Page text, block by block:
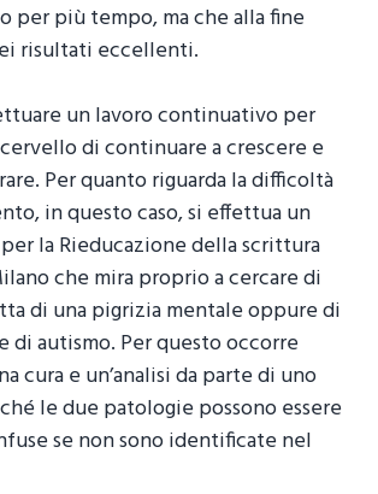
per più tempo, ma che alla fine
risultati eccellenti.
un lavoro continuativo per
di continuare a crescere e
Per quanto riguarda la difficoltà
in questo caso, si effettua un
laRieducazione della scrittura
che mira proprio a cercare di
di una pigrizia mentale oppure di
di autismo. Per questo occorre
cura e un’analisi da parte di uno
le due patologie possono essere
se non sono identificate nel